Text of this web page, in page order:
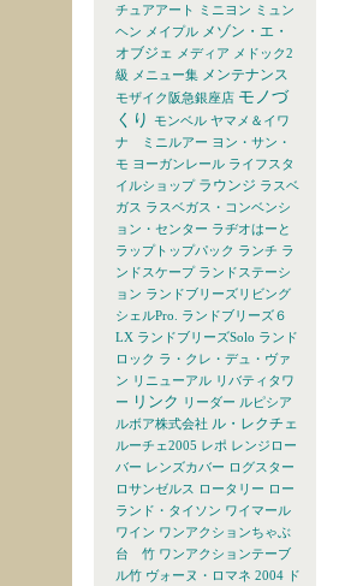
チュアアート
ミニヨン ミュン
ヘン メイプル メゾン・エ・
オブジェ メディア メドック2
級 メニュー集 メンテナンス
モザイク阪急銀座店 モノづ
くり モンベル ヤマメ＆イワ
ナ ミニルアー ヨン・サン・
モ ヨーガンレール ライフスタ
イルショップ ラウンジ ラスベ
ガス ラスベガス・コンベンシ
ョン・センター ラヂオはーと
ラップトップパック ランチ ラ
ンドスケープ ランドステーシ
ョン ランドブリーズリビング
シェルPro.
ランドブリーズ６
LX ランドブリーズSolo ランド
ロック ラ・クレ・デュ・ヴァ
ン リニューアル リバティタワ
ー リンク リーダー ルピシア
ルボア株式会社 ル・レクチェ
ルーチェ2005 レポ レンジロー
バー レンズカバー ログスター
ロサンゼルス ロータリー ロー
ランド・タイソン ワイマール
ワイン ワンアクションちゃぶ
台 竹 ワンアクションテーブ
ル竹 ヴォーヌ・ロマネ 2004 ド